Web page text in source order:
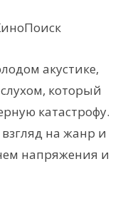
акустике,
который
катастрофу.
на жанр и
напряжения и